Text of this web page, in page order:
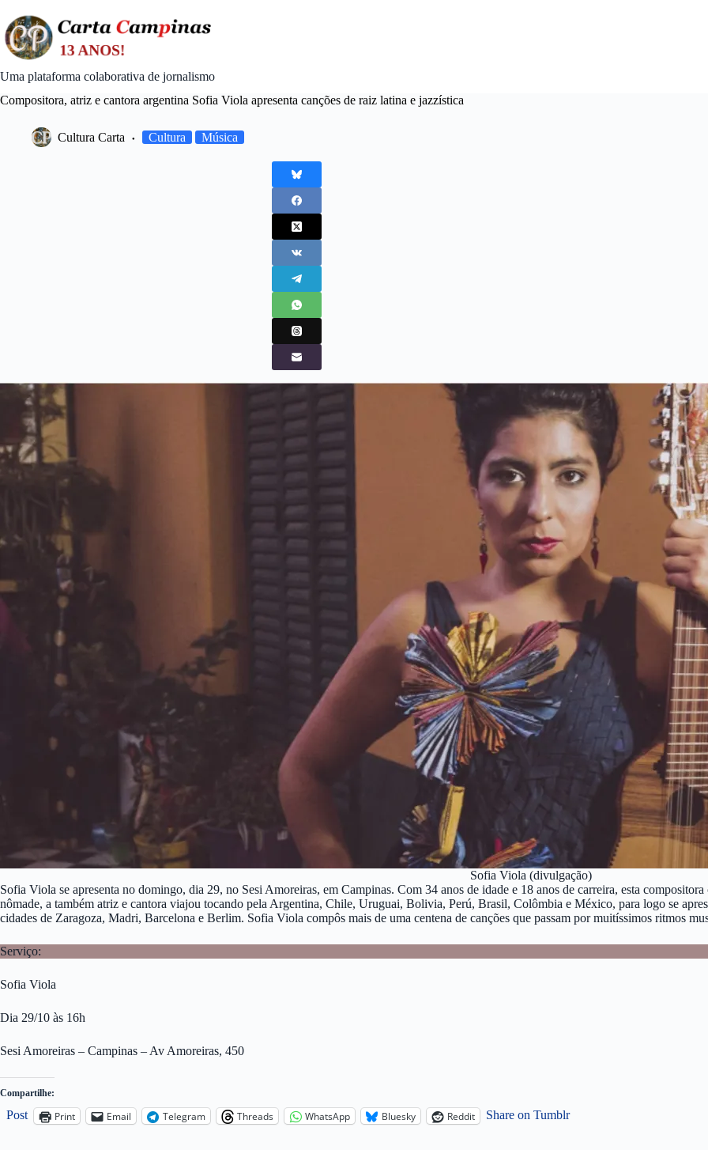
content
Uma plataforma colaborativa de jornalismo
Compositora, atriz e cantora argentina Sofia Viola apresenta canções de raiz latina e jazzística
Cultura Carta Cultura Música
Sofia Viola (divulgação)
Sofia Viola se apresenta no domingo, dia 29, no Sesi Amoreiras, em Campinas. Com 34 anos de idade e 18 anos de carreira, esta
nômade, a também atriz e cantora viajou tocando pela Argentina, Chile, Uruguai, Bolivia, Perú, Brasil, Colômbia e México, para logo se
cidades de Zaragoza, Madri, Barcelona e Berlim. Sofia Viola compôs mais de uma centena de canções que passam por muitíssimos ritmos
Serviço:
Sofia Viola
Dia 29/10 às 16h
Sesi Amoreiras – Campinas – Av Amoreiras, 450
Compartilhe:
Post Print Email Telegram Threads WhatsApp Bluesky Reddit Share on Tumblr